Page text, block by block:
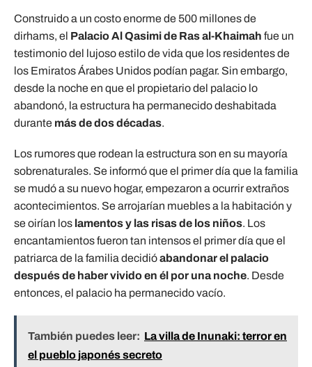
Construido a un costo enorme de 500 millones de
dirhams, el Palacio Al Qasimi de Ras al-Khaimah fue un
testimonio del lujoso estilo de vida que los residentes de
los Emiratos Árabes Unidos podían pagar. Sin embargo,
desde la noche en que el propietario del palacio lo
abandonó, la estructura ha permanecido deshabitada
durante más de dos décadas.
Los rumores que rodean la estructura son en su mayoría
sobrenaturales. Se informó que el primer día que la familia
se mudó a su nuevo hogar, empezaron a ocurrir extraños
acontecimientos. Se arrojarían muebles a la habitación y
se oirían los lamentos y las risas de los niños. Los
encantamientos fueron tan intensos el primer día que el
patriarca de la familia decidióabandonar el palacio
después de haber vivido en él por una noche. Desde
entonces, el palacio ha permanecido vacío.
También puedes leer: La villa de Inunaki: terror en
el pueblo japonés secreto